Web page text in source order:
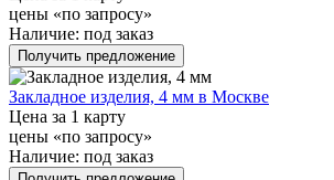
цены «по запросу»
Наличие: под заказ
Получить предложение
Закладное изделия, 4 мм в Москве
Цена за 1 карту
цены «по запросу»
Наличие: под заказ